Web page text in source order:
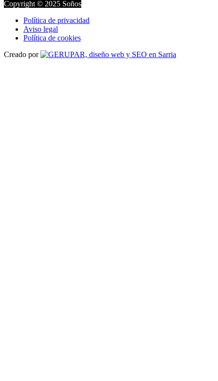
Copyright © 2025 Soños
Política de privacidad
Aviso legal
Política de cookies
Creado por